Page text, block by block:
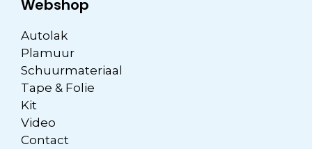
Webshop
Autolak
Plamuur
Schuurmateriaal
Tape & Folie
Kit
Video
Contact